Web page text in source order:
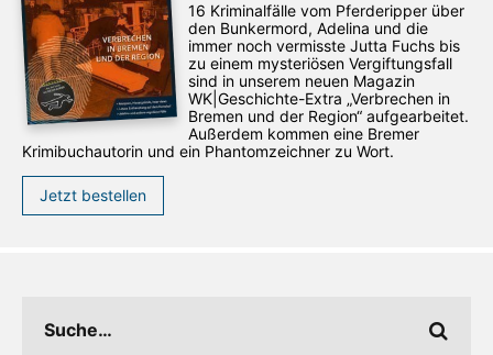
16 Kriminalfälle vom Pferderipper über
den Bunkermord, Adelina und die
immer noch vermisste Jutta Fuchs bis
zu einem mysteriösen Vergiftungsfall
sind in unserem neuen Magazin
WK|Geschichte-Extra „Verbrechen in
Bremen und der Region“ aufgearbeitet.
Außerdem kommen eine Bremer
Krimibuchautorin und ein Phantomzeichner zu Wort.
Jetzt bestellen